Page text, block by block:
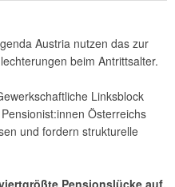
Austria nutzen das zur
beim Antrittsalter.
Linksblock
Österreichs
und fordern strukturelle
Pensionslücke auf.